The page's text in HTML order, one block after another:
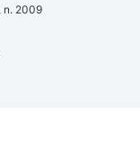
n. 2009